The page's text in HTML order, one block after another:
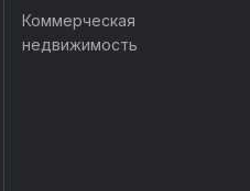
Коммерческая
недвижимость